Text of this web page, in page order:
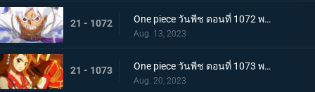
21 - 1072 One piece วันพีช ตอนที่ 1072 พากย์ไทย พลังกวนประสาท เกียร์ฟิฟท์โลดแล่น
Aug. 13, 2023
21 - 1073 One piece วันพีช ตอนที่ 1073 พากย์ไทย ไม่มีที่ให้หนี ภาพเกาะโอนิกาชิมะในนรก
Aug. 20, 2023